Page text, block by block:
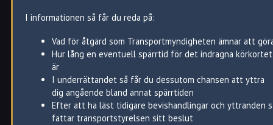
axplock
Färjestad
Gruvlyckan
Gustavsberg
Haga
Herrhagen
Hultsberg
Kvarnberget
Alster
Edsvalla
Råtorp
Skattkärr
Skåre
Vallargärdet
Arvika
Degerfors
Filipstad
Forshaga
Grums
Hällefors
I informationen så får du reda på:
Vad för åtgärd som Transportmyndigheten ämnar att
Hur lång en eventuell spärrtid för det indragna körkortet
är
I underrättandet så får du dessutom chansen att yttra
dig angående bland annat spärrtiden
Efter att ha läst tidigare bevishandlingar och yttranden
fattar transportstyrelsen sitt beslut